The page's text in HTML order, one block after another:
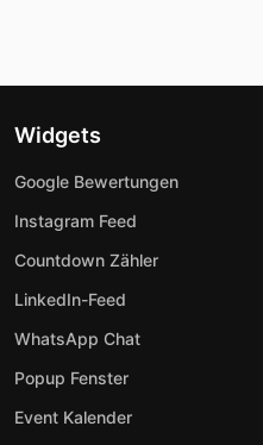
Widgets
Google Bewertungen
Instagram Feed
Countdown Zähler
LinkedIn-Feed
WhatsApp Chat
Popup Fenster
Event Kalender